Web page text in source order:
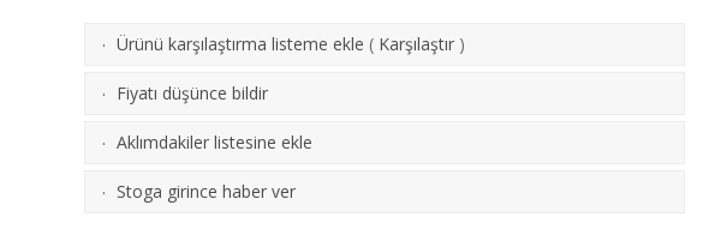
· Ürünü karşılaştırma listeme ekle ( Karşılaştır )
· Fiyatı düşünce bildir
· Aklımdakiler listesine ekle
· Stoga girince haber ver